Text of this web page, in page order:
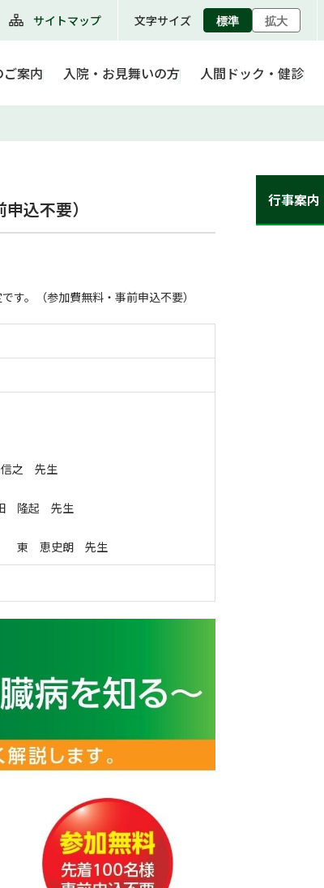
サイトマップ 文字サイズ 標準 拡大
案内 入院・お見舞いの方 人間ドック・健診
込不要）
す。（参加費無料・事前申込不要）
先生
先生
史朗 先生
行事案内